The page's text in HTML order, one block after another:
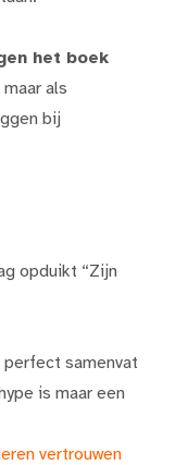
het boek
als
bij
opduikt “Zijn
samenvat
is maar een
vertrouwen